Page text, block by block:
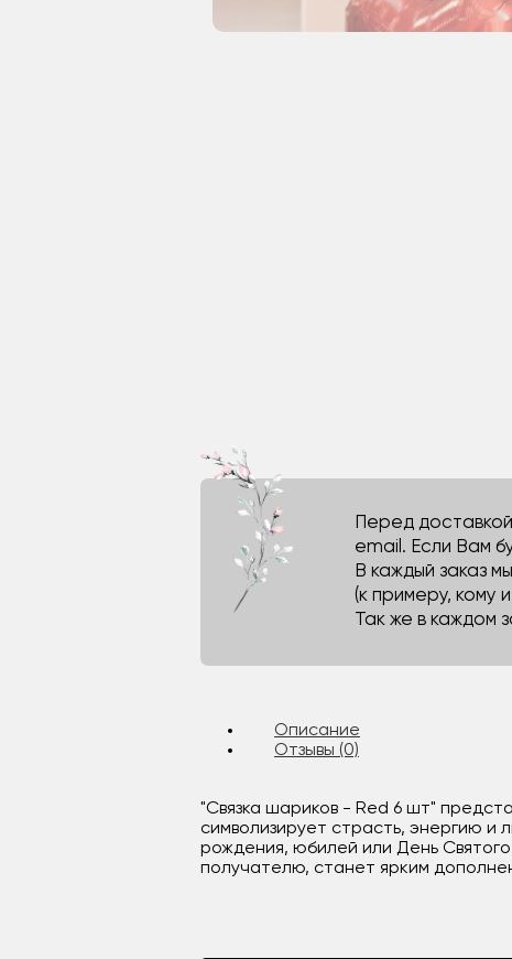
Перед
email. Если Вам
В каждый заказ
(к примеру, кому
Так же в каждом
Описание
Отзывы (0)
"Связка шариков - Red 6 шт"
символизирует страсть, энергию и
рождения, юбилей или День
получателю, станет ярким